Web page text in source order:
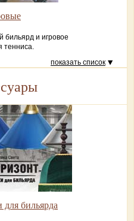
бильярд и игровое
тенниса.
показать список
бильярда